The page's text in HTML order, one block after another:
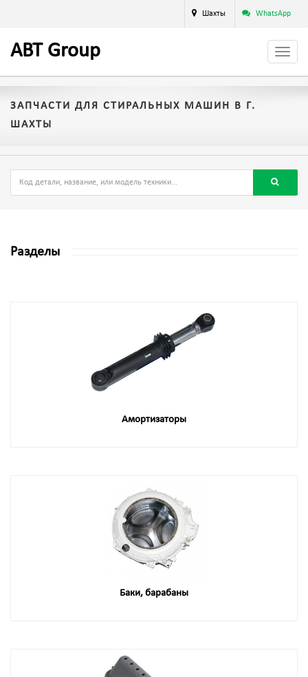
Шахты WhatsApp
ABT Group
ЗАПЧАСТИ ДЛЯ СТИРАЛЬНЫХ МАШИН В Г.
ШАХТЫ
Разделы
Амортизаторы
Баки, барабаны